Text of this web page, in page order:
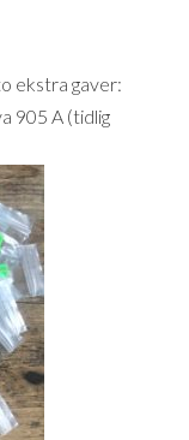
ekstra gaver:
905 A (tidlig